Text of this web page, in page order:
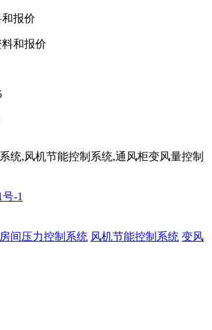
报价
统,风机节能控制系统,通风柜变风量控制
号-1
房间压力控制系统 风机节能控制系统 变风